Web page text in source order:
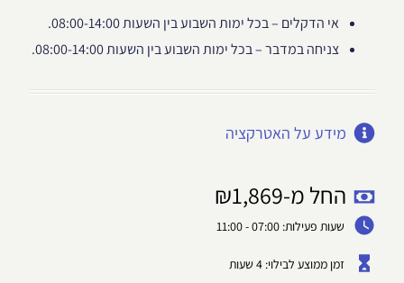
אי הדקלים – בכל ימות השבוע בין השעות 08:00-14:00.
צניחה במדבר – בכל ימות השבוע בין השעות 08:00-14:00.
מידע על האטרקציה
החל מ- ₪1,869
שעות פעילות: 07:00 - 11:00
זמן ממוצע לבילוי: 4 שעות